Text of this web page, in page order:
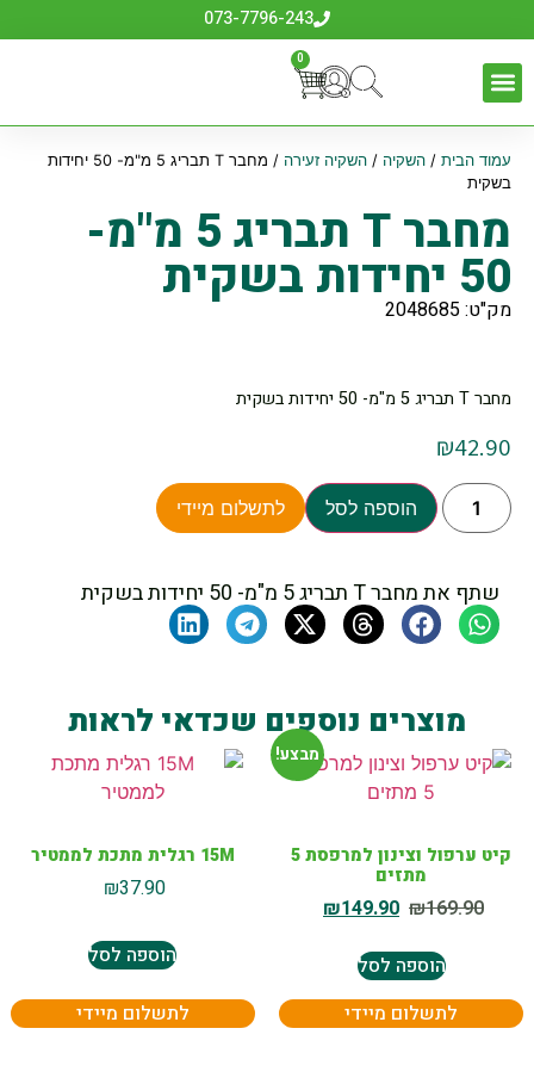
073-7796-243
0
עמוד הבית/ השקיה / השקיה זעירה
/ מחבר T תבריג 5 מ"מ- 50 יחידות
בשקית
מחבר T תבריג 5 מ"מ-
50 יחידות בשקית
מק"ט: 2048685
מחבר T תבריג 5 מ"מ- 50 יחידות בשקית
₪42.90
הוספה לסל לתשלום מיידי
שתף את מחבר T תבריג 5 מ"מ- 50 יחידות בשקית
מוצרים נוספים שכדאי לראות
מבצע!
קיט ערפול וצינון למרפסת 5
מתזים
₪169.90
₪149.90
הוספה לסל
לתשלום מיידי
15M רגלית מתכת לממטיר
₪37.90
הוספה לסל
לתשלום מיידי